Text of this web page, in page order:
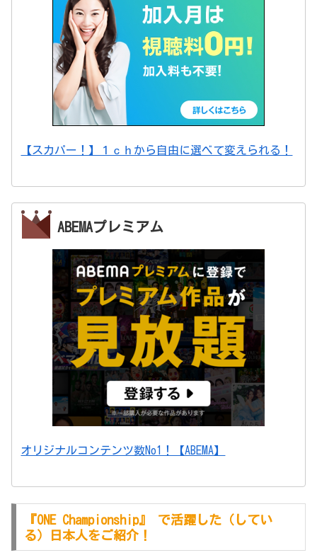
【スカパー！】１ｃｈから自由に選べて変えられる！
ABEMAプレミアム
オリジナルコンテンツ数No1！【ABEMA】
『ONE Championship』 で活躍した（してい
る）日本人をご紹介！